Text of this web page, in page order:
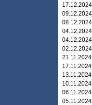
17.12.2024
09.12.2024
08.12.2024
04.12.2024
04.12.2024
02.12.2024
21.11.2024
17.11.2024
13.11.2024
10.11.2024
06.11.2024
05.11.2024